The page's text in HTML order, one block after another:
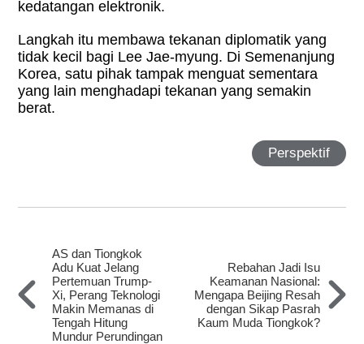
kedatangan elektronik.
Langkah itu membawa tekanan diplomatik yang
tidak kecil bagi Lee Jae-myung. Di Semenanjung
Korea, satu pihak tampak menguat sementara
yang lain menghadapi tekanan yang semakin
berat.
Perspektif
AS dan Tiongkok
Adu Kuat Jelang
Pertemuan Trump-
Xi, Perang Teknologi
Makin Memanas di
Tengah Hitung
Mundur Perundingan
Rebahan Jadi Isu
Keamanan Nasional:
Mengapa Beijing Resah
dengan Sikap Pasrah
Kaum Muda Tiongkok?